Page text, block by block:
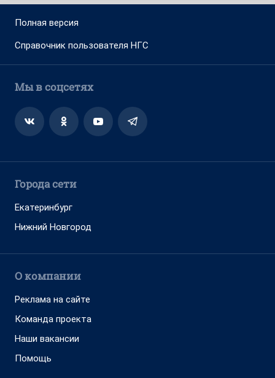
Полная версия
Справочник пользователя НГС
Мы в соцсетях
Города сети
Екатеринбург
Нижний Новгород
О компании
Реклама на сайте
Команда проекта
Наши вакансии
Помощь